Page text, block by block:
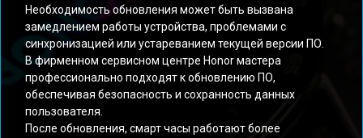
Необходимость обновления может быть вызвана
замедлением работы устройства, проблемами с
синхронизацией или устареванием текущей версии ПО.
В фирменном сервисном центре Honor мастера
профессионально подходят к обновлению ПО,
обеспечивая безопасность и сохранность данных
пользователя.
После обновления, смарт часы работают более